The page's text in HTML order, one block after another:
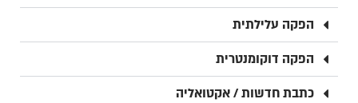
הפקה עלילתית
הפקה דוקומנטרית
כתבת חדשות / אקטואליה